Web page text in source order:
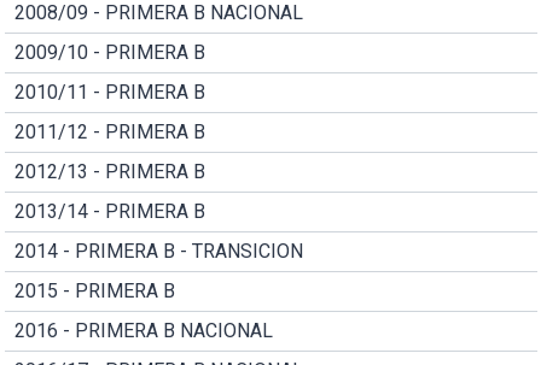
2008/09 - PRIMERA B NACIONAL
2009/10 - PRIMERA B
2010/11 - PRIMERA B
2011/12 - PRIMERA B
2012/13 - PRIMERA B
2013/14 - PRIMERA B
2014 - PRIMERA B - TRANSICION
2015 - PRIMERA B
2016 - PRIMERA B NACIONAL